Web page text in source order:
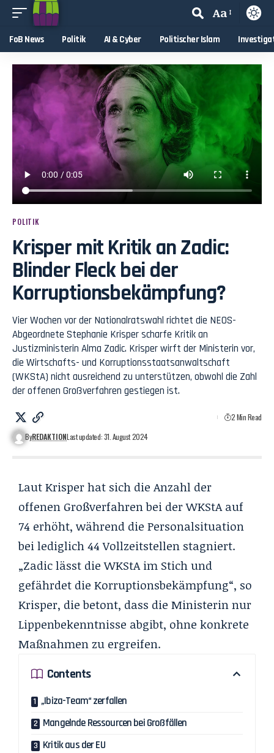
Aa
FoB News Politik AI & Cyber Politischer Islam
POLITIK
Krisper mit Kritik an Zadic:
Blinder Fleck bei der
Korruptionsbekämpfung?
Vier Wochen vor der Nationalratswahl richtet die NEOS-
Abgeordnete Stephanie Krisper scharfe Kritik an
Justizministerin Alma Zadic. Krisper wirft der Ministerin vor,
die Wirtschafts- und Korruptionsstaatsanwaltschaft
(WKStA) nicht ausreichend zu unterstützen, obwohl die Zahl
der offenen Großverfahren gestiegen ist.
ByREDAKTIONLast updated: 31. August 2024
2 Min Read
Laut Krisper hat sich die Anzahl der
offenen Großverfahren bei der WKStA auf
74 erhöht, während die Personalsituation
bei lediglich 44 Vollzeitstellen stagniert.
„Zadic lässt die WKStA im Stich und
gefährdet die Korruptionsbekämpfung“, so
Krisper, die betont, dass die Ministerin nur
Lippenbekenntnisse abgibt, ohne konkrete
Maßnahmen zu ergreifen.
Contents
„Ibiza-Team“ zerfallen
Mangelnde Ressourcen bei Großfällen
Kritik aus der EU